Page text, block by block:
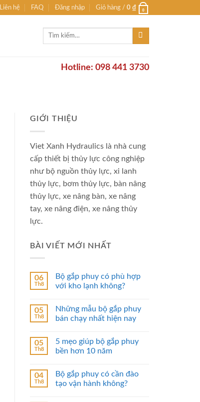
Liên hệ FAQ Đăng nhập Giỏ hàng / 0 ₫ 0
Tìm
Hotline: 098 441 3730
GIỚI THIỆU
Viet Xanh Hydraulics là nhà cung
cấp thiết bị thủy lực công nghiệp
như bộ nguồn thủy lực, xi lanh
thủy lực, bơm thủy lực, bàn nâng
thủy lực, xe nâng bàn, xe nâng
tay, xe nâng điện, xe nâng thủy
lực.
BÀI VIẾT MỚI NHẤT
06
Th8
Bộ gắp phuy có phù hợp
với kho lạnh không?
05
Th8
Những mẫu bộ gắp phuy
bán chạy nhất hiện nay
05
Th8
5 mẹo giúp bộ gắp phuy
bền hơn 10 năm
04
Th8
Bộ gắp phuy có cần đào
tạo vận hành không?